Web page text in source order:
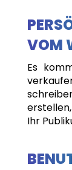
VOM
Es
Ihr